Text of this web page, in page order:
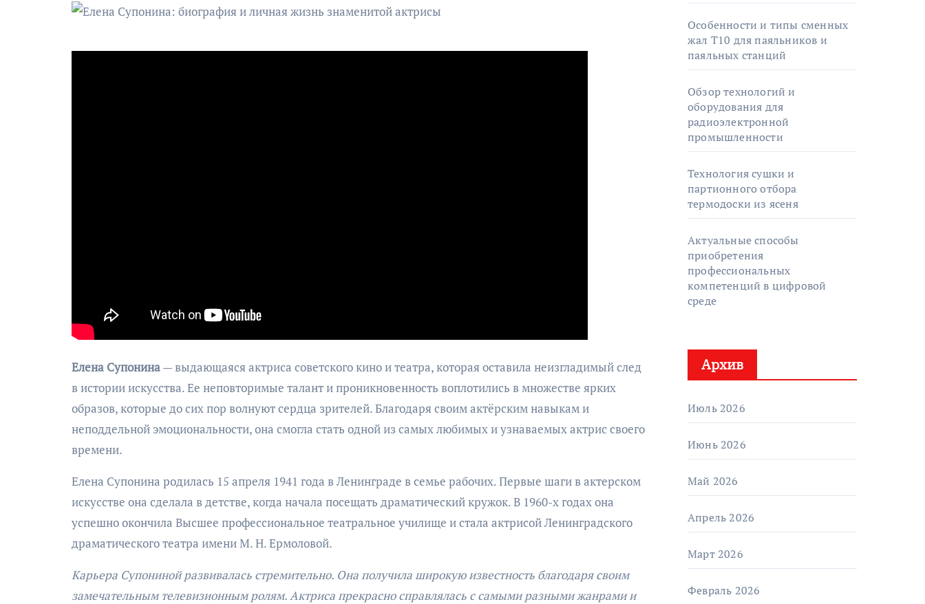
Елена Супонина— выдающаяся актриса советского кино и театра, которая оставила неизгладимый след
в истории искусства. Ее неповторимые талант и проникновенность воплотились в множестве ярких
образов, которые до сих пор волнуют сердца зрителей. Благодаря своим актёрским навыкам и
неподдельной эмоциональности, она смогла стать одной из самых любимых и узнаваемых актрис своего
времени.
Елена Супонина родилась 15 апреля 1941 года в Ленинграде в семье рабочих. Первые шаги в актерском
искусстве она сделала в детстве, когда начала посещать драматический кружок. В 1960-х годах она
успешно окончила Высшее профессиональное театральное училище и стала актрисой Ленинградского
драматического театра имени М. Н. Ермоловой.
Карьера Супониной развивалась стремительно. Она получила широкую известность благодаря своим
замечательным телевизионным ролям. Актриса прекрасно справлялась с самыми разными жанрами и
Особенности и типы сменных
жал T10 для паяльников и
паяльных станций
Обзор технологий и
оборудования для
радиоэлектронной
промышленности
Технология сушки и
партионного отбора
термодоски из ясеня
Актуальные способы
приобретения
профессиональных
компетенций в цифровой
среде
Архив
Июль 2026
Июнь 2026
Май 2026
Апрель 2026
Март 2026
Февраль 2026